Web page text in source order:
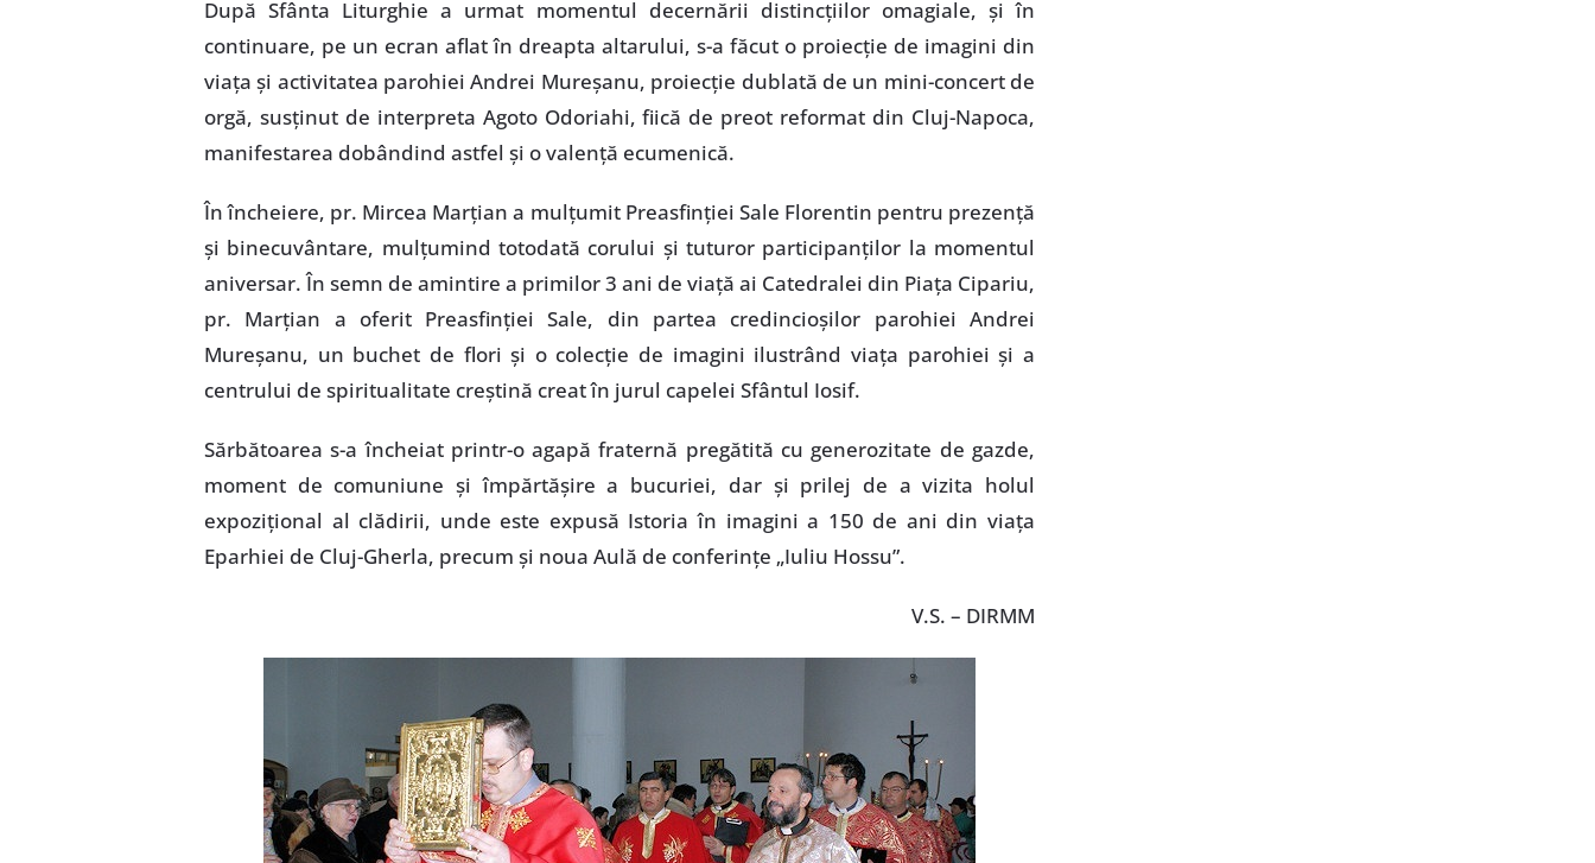
După Sfânta Liturghie a urmat momentul decernării distincţiilor omagiale, şi în
continuare, pe un ecran aflat în dreapta altarului, s-a făcut o proiecţie de imagini din
viaţa şi activitatea parohiei Andrei Mureşanu, proiecţie dublată de un mini-concert de
orgă, susţinut de interpreta Agoto Odoriahi, fiică de preot reformat din Cluj-Napoca,
manifestarea dobândind astfel şi o valenţă ecumenică.
În încheiere, pr. Mircea Marţian a mulţumit Preasfinţiei Sale Florentin pentru prezenţă
şi binecuvântare, mulţumind totodată corului şi tuturor participanţilor la momentul
aniversar. În semn de amintire a primilor 3 ani de viaţă ai Catedralei din Piaţa Cipariu,
pr. Marţian a oferit Preasfinţiei Sale, din partea credincioşilor parohiei Andrei
Mureşanu, un buchet de flori şi o colecţie de imagini ilustrând viaţa parohiei şi a
centrului de spiritualitate creştină creat în jurul capelei Sfântul Iosif.
Sărbătoarea s-a încheiat printr-o agapă fraternă pregătită cu generozitate de gazde,
moment de comuniune şi împărtăşire a bucuriei, dar şi prilej de a vizita holul
expoziţional al clădirii, unde este expusă Istoria în imagini a 150 de ani din viaţa
Eparhiei de Cluj-Gherla, precum şi noua Aulă de conferinţe „Iuliu Hossu”.
V.S. – DIRMM